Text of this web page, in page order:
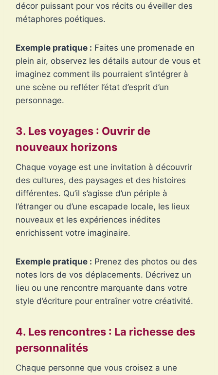
décor puissant pour vos récits ou éveiller des
métaphores poétiques.
Exemple pratique : Faites une promenade en
plein air, observez les détails autour de vous et
imaginez comment ils pourraient s’intégrer à
une scène ou refléter l’état d’esprit d’un
personnage.
3. Les voyages : Ouvrir de
nouveaux horizons
Chaque voyage est une invitation à découvrir
des cultures, des paysages et des histoires
différentes. Qu’il s’agisse d’un périple à
l’étranger ou d’une escapade locale, les lieux
nouveaux et les expériences inédites
enrichissent votre imaginaire.
Exemple pratique : Prenez des photos ou des
notes lors de vos déplacements. Décrivez un
lieu ou une rencontre marquante dans votre
style d’écriture pour entraîner votre créativité.
4. Les rencontres : La richesse des
personnalités
Chaque personne que vous croisez a une